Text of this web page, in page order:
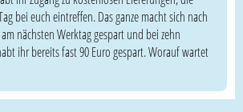
bei euch eintreffen. Das ganze macht sich nach
nächsten Werktag gespart und bei zehn
ihr bereits fast 90 Euro gespart. Worauf wartet